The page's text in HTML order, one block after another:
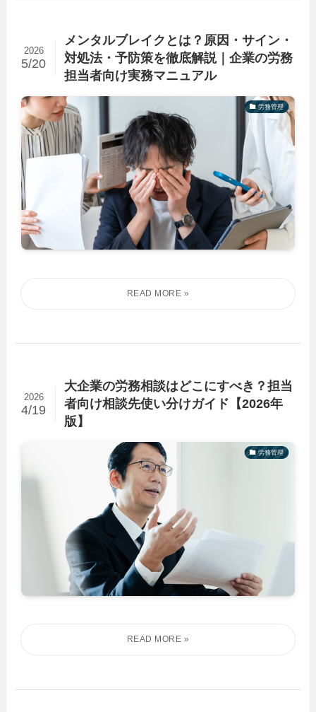
メンタルブレイクとは？原因・サイン・
対処法・予防策を徹底解説｜企業の労務
担当者向け実務マニュアル
2026
5/20
労務管理
大企業の労務相談はどこにすべき？担当
者向け相談先使い分けガイド【2026年
版】
2026
4/19
労務管理